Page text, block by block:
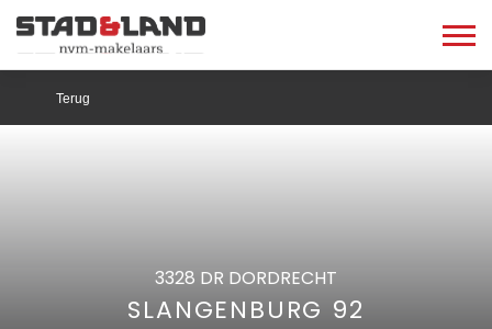
Terug
3328 DR DORDRECHT
SLANGENBURG 92